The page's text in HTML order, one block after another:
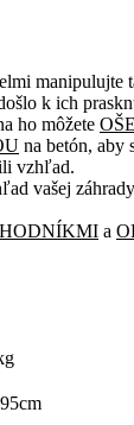
manipulujte
k ich
ho môžete
na betón, aby
vzhľad.
vašej
a